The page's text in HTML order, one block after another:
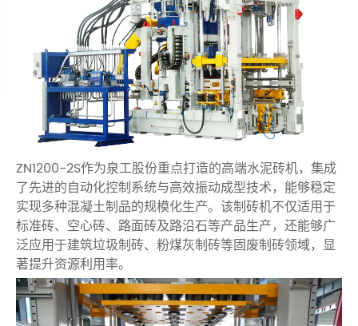
ZN1200-2S作为泉工股份重点打造的高端水泥砖机，集成
了先进的自动化控制系统与高效振动成型技术，能够稳定
实现多种混凝土制品的规模化生产。该制砖机不仅适用于
标准砖、空心砖、路面砖及路沿石等产品生产，还能够广
泛应用于建筑垃圾制砖、粉煤灰制砖等固废制砖领域，显
著提升资源利用率。